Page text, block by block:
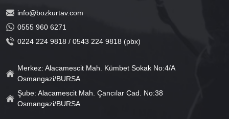
info@bozkurtav.com
0555 960 6271
0224 224 9818 / 0543 224 9818 (pbx)
Merkez: Alacamescit Mah. Kümbet Sokak No:4/A
Osmangazi/BURSA
Şube: Alacamescit Mah. Çancılar Cad. No:38
Osmangazi/BURSA